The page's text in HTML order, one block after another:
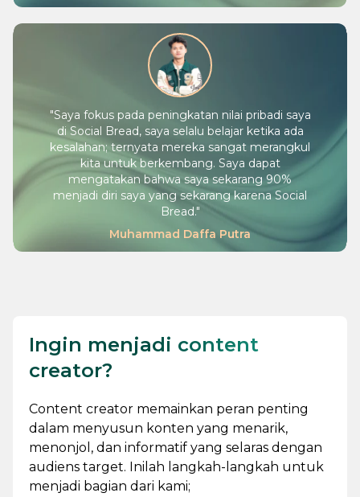
"Saya fokus pada peningkatan nilai pribadi saya
di Social Bread, saya selalu belajar ketika ada
kesalahan; ternyata mereka sangat merangkul
kita untuk berkembang. Saya dapat
mengatakan bahwa saya sekarang 90%
menjadi diri saya yang sekarang karena Social
Bread."
Muhammad Daffa Putra
Ingin menjadi content
creator?
Content creator memainkan peran penting
dalam menyusun konten yang menarik,
menonjol, dan informatif yang selaras dengan
audiens target. Inilah langkah-langkah untuk
menjadi bagian dari kami;